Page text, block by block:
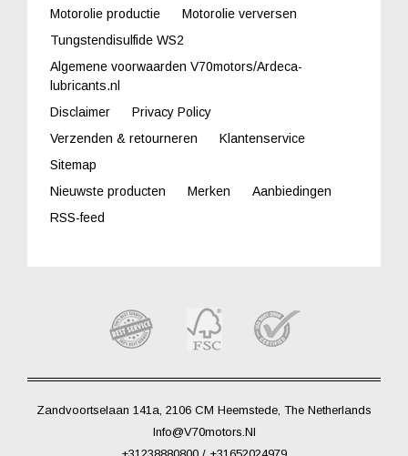
Motorolie productie
Motorolie verversen
Tungstendisulfide WS2
Algemene voorwaarden V70motors/Ardeca-
lubricants.nl
Disclaimer
Privacy Policy
Verzenden & retourneren
Klantenservice
Sitemap
Nieuwste producten
Merken
Aanbiedingen
RSS-feed
Zandvoortselaan 141a, 2106 CM Heemstede, The Netherlands
Info@V70motors.nl